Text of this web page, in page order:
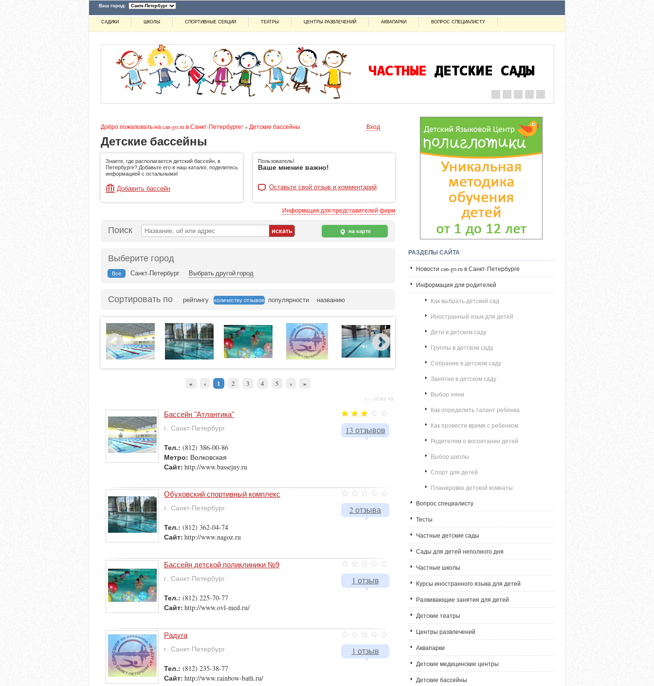
Ваш город:
САДИКИ ШКОЛЫ СПОРТИВНЫЕ СЕКЦИИ ТЕАТРЫ ЦЕНТРЫ РАЗВЛЕЧЕНИЙ АКВАПАРКИ ВОПРОС СПЕЦИАЛИСТУ
Добро пожаловать на can-go.ru в Санкт-Петербурге! » Детские бассейны Вход
Детские бассейны
Знаете, где располагается детский бассейн, в
Петербурге? Добавьте его в наш каталог, поделитесь
информацией с остальными!
Добавить бассейн
Пользователь!
Ваше мнение важно!
Оставьте свой отзыв и комментарий
Информация для представителей фирм
Поиск на карте
Выберите город
Все Санкт-Петербург Выбрать другой город
Сортировать по рейтингу количеству отзывов популярности названию
« ‹ 1 2 3 4 5 › »
1—10 из 48.
13 отзывов
Бассейн "Атлантика"
г. Санкт-Петербург
Тел.: (812) 386-00-86
Метро: Волковская
Сайт: http://www.bassejny.ru
2 отзыва
Обуховский спортивный комплекс
г. Санкт-Петербург
Тел.: (812) 362-04-74
Сайт: http://www.nagoz.ru
1 отзыв
Бассейн детской поликлиники №9
г. Санкт-Петербург
Тел.: (812) 225-70-77
Сайт: http://www.ovl-med.ru/
1 отзыв
Радуга
г. Санкт-Петербург
Тел.: (812) 235-38-77
Сайт: http://www.rainbow-bath.ru/
РАЗДЕЛЫ САЙТА
Новости can-go.ru в Санкт-Петербурге
Информация для родителей
Как выбрать детский сад
Иностранный язык для детей
Дети в детском саду
Группы в детском саду
Собрание в детском саду
Занятия в детском саду
Выбор няни
Как определить талант ребенка
Как провести время с ребенком
Родителям о воспитании детей
Выбор школы
Спорт для детей
Планировка детской комнаты
Вопрос специалисту
Тесты
Частные детские сады
Сады для детей неполного дня
Частные школы
Курсы иностранного языка для детей
Развивающие занятия для детей
Детские театры
Центры развлечений
Аквапарки
Детские медицинские центры
Детские бассейны